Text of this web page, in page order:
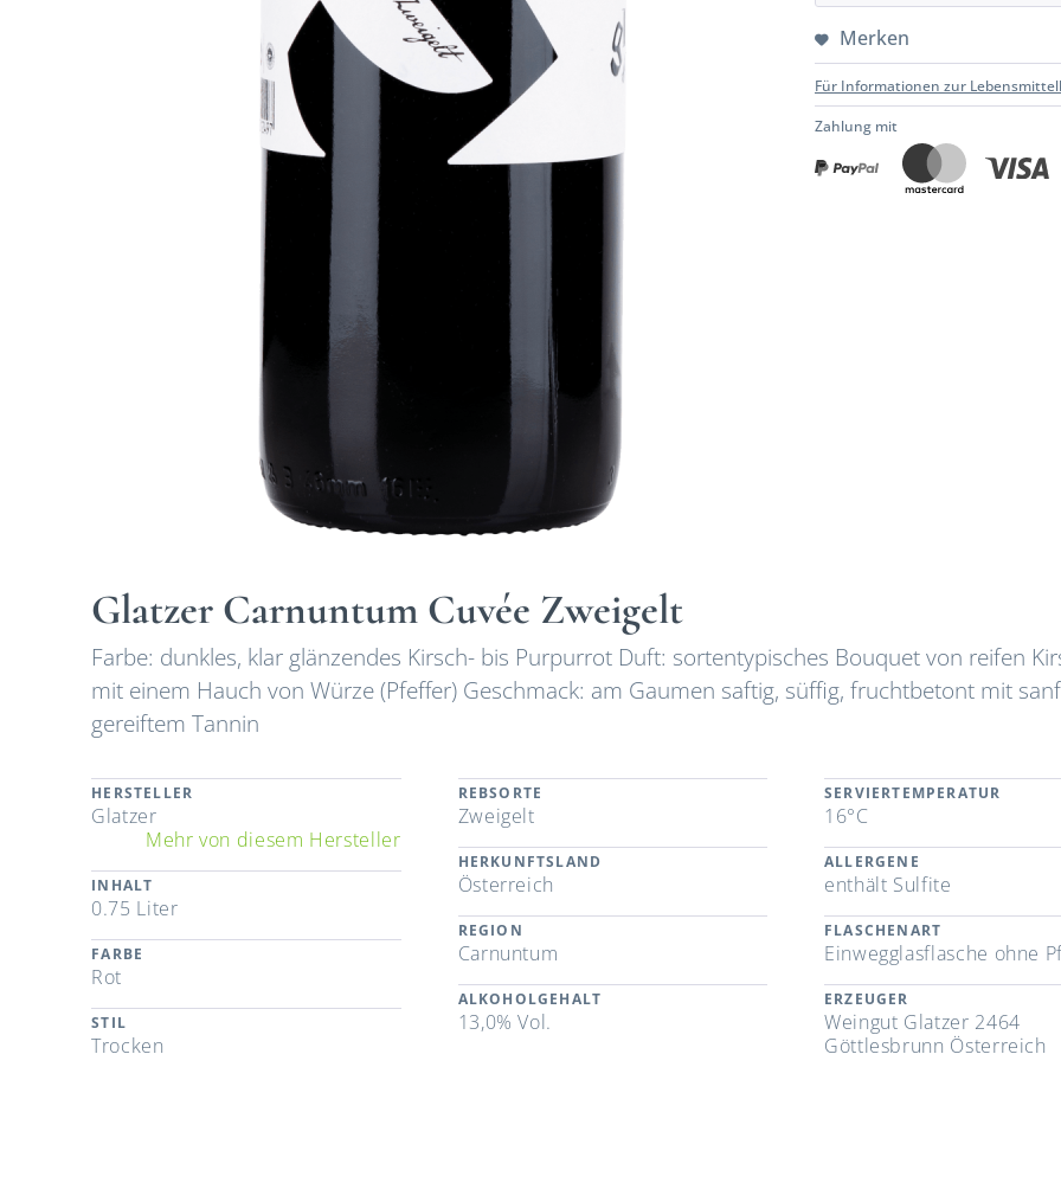
Merken
Für Informationen zur
Zahlung mit
Glatzer Carnuntum Cuvée Zweigelt
Farbe: dunkles, klar glänzendes Kirsch- bis Purpurrot Duft: sortentypisches Bouquet von reifen
mit einem Hauch von Würze (Pfeffer) Geschmack: am Gaumen saftig, süffig, fruchtbetont mit
gereiftem Tannin
HERSTELLER
Glatzer
Mehr von diesem Hersteller
INHALT
0.75 Liter
FARBE
Rot
STIL
Trocken
REBSORTE
Zweigelt
HERKUNFTSLAND
Österreich
REGION
Carnuntum
ALKOHOLGEHALT
13,0% Vol.
SERVIERTEMPERATUR
16°C
ALLERGENE
enthält Sulfite
FLASCHENART
Einwegglasflasche ohne
ERZEUGER
Weingut Glatzer 2464
Göttlesbrunn Österreich